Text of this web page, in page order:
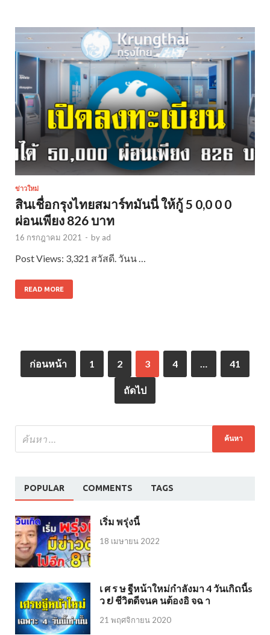
ข่าวใหม่
สินเชื่อกรุงไทยสมาร์ทมันนี่ ให้กู้ 5 0,0 0 0
ผ่อนเพียง 826 บาท
16 กรกฎาคม 2021 - by ad
Post Views: 3,321 สวัสดี. วันน …
READ MORE
ก่อนหน้า 1 2 3 4 41
ถัดไป
POPULAR COMMENTS TAGS
เริ่ม พรุ่งนี้
18 เมษายน 2022
เ ศ ร ษ ฐีหน้าใหม่กำลังมา 4 วันเกิດนี้s
ว ຢ ชีวิตดีจนค นต้องอิ จฉ า
21 พฤศจิกายน 2020